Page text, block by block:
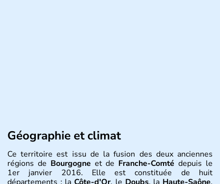
Géographie et climat
Ce territoire est issu de la fusion des deux anciennes
régions de Bourgogne et de Franche-Comté depuis le
1er janvier 2016. Elle est constituée de huit
départements : la Côte-d'Or, le Doubs, la Haute-Saône,